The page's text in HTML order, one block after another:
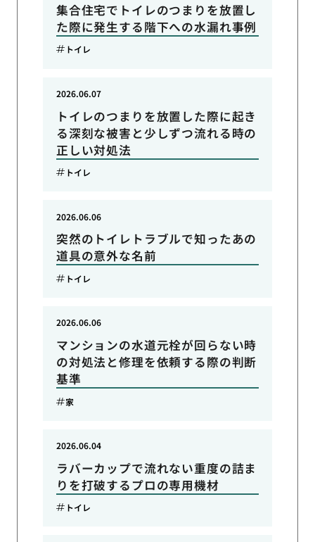
集合住宅でトイレのつまりを放置し
た際に発生する階下への水漏れ事例
トイレ
トイレのつまりを放置した際に起き
る深刻な被害と少しずつ流れる時の
正しい対処法
2026.06.07
トイレ
突然のトイレトラブルで知ったあの
道具の意外な名前
2026.06.06
トイレ
マンションの水道元栓が回らない時
の対処法と修理を依頼する際の判断
基準
2026.06.06
家
ラバーカップで流れない重度の詰ま
りを打破するプロの専用機材
2026.06.04
トイレ